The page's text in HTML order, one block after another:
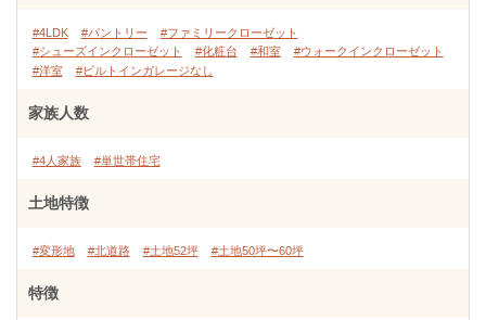
#4LDK #パントリー
#ファミリークローゼット
#シューズインクローゼット
#化粧台 #和室
#ウォークインクローゼット
#洋室
#ビルトインガレージなし
家族人数
#4人家族 #単世帯住宅
土地特徴
#変形地 #北道路 #土地52坪 #土地50坪〜60坪
特徴